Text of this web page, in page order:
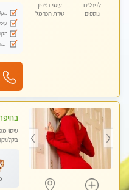
לפרטים
נוספים
עיסוי בצפון
טירת הכרמל
עיסוי
טנטרה